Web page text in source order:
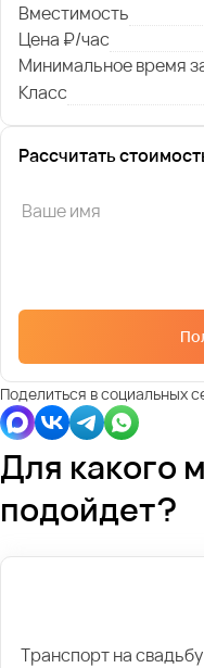
Вместимость
Цена ₽/час
Минимальное время
Класс
Рассчитать
Поделиться в социальных
Для какого
подойдет?
Транспорт на свадьбу